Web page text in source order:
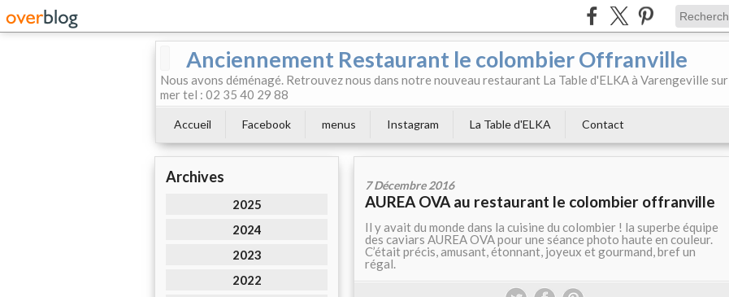
Anciennement Restaurant le colombier Offranville
Nous avons déménagé. Retrouvez nous dans notre nouveau restaurant La Table d'ELKA à Varengeville sur
mer tel : 02 35 40 29 88
Accueil Facebook menus Instagram La Table d'ELKA Contact
Archives
2025
2024
2023
2022
7 Décembre 2016
AUREA OVA au restaurant le colombier offranville
Il y avait du monde dans la cuisine du colombier ! la superbe équipe
des caviars AUREA OVA pour une séance photo haute en couleur.
C’était précis, amusant, étonnant, joyeux et gourmand, bref un
régal.